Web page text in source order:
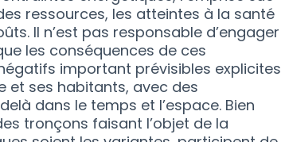
ressources, les atteintes à la santé
Il n’est pas responsable d’engager
les conséquences de ces
important prévisibles explicites
et ses habitants, avec des
dans le temps et l’espace. Bien
tronçons faisant l’objet de la